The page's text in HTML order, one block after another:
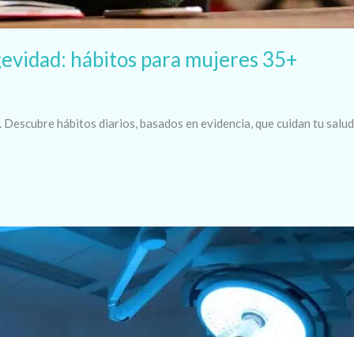
hábitos para mujeres 35+
hábitos diarios, basados en evidencia, que cuidan tu